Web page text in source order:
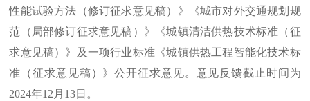
性能试验方法（修订征求意见稿）》《城市对外交通规划规
范（局部修订征求意见稿）》《城镇清洁供热技术标准（征
求意见稿）》及一项行业标准《城镇供热工程智能化技术标
准（征求意见稿）》公开征求意见。意见反馈截止时间为
2024年12月13日。